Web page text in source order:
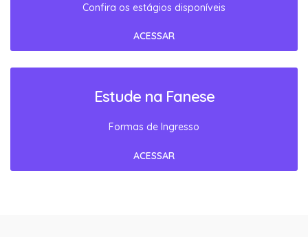
Confira os estágios disponíveis
ACESSAR
Estude na Fanese
Formas de Ingresso
ACESSAR